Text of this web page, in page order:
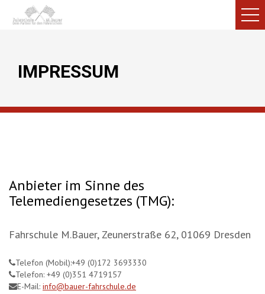
IMPRESSUM
Anbieter im Sinne des
Telemediengesetzes (TMG):
Fahrschule M.Bauer, Zeunerstraße 62, 01069 Dresden
Telefon (Mobil):+49 (0)172 3693330
Telefon: +49 (0)351 4719157
E-Mail: info@bauer-fahrschule.de